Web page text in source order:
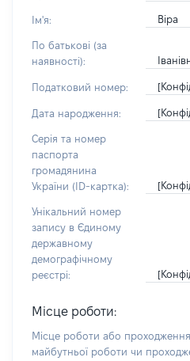
Ім'я: Віра
По батькові (за
наявності):
Податковий номер:
Дата народження:
Серія та номер
паспорта
громадянина
України (ID-картка):
Унікальний номер
запису в Єдиному
державному
демографічному
реєстрі:
Місце роботи:
Місце роботи або
майбутньої роботи чи